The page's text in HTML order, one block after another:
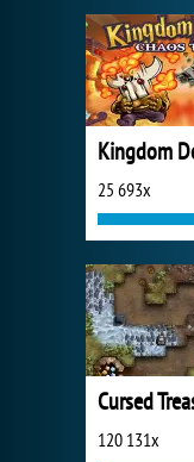
25 693x
120 131x